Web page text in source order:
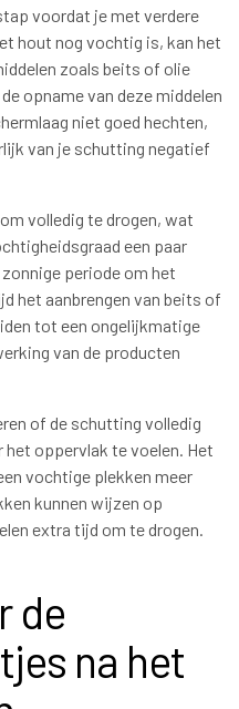
voordat je met verdere
hout nog vochtig is, kan het
zoals beits of olie
opname van deze middelen
niet goed hechten,
van je schutting negatief
volledig te drogen, wat
een paar
periode om het
het aanbrengen van beits of
tot een ongelijkmatige
van de producten
of de schutting volledig
oppervlak te voelen. Het
vochtige plekken meer
kunnen wijzen op
extra tijd om te drogen.
de
na het